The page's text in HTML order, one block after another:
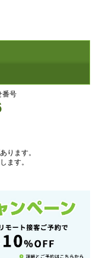
番号
ります。
ます。